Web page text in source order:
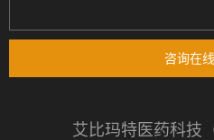
咨询在
艾比玛特医药科技